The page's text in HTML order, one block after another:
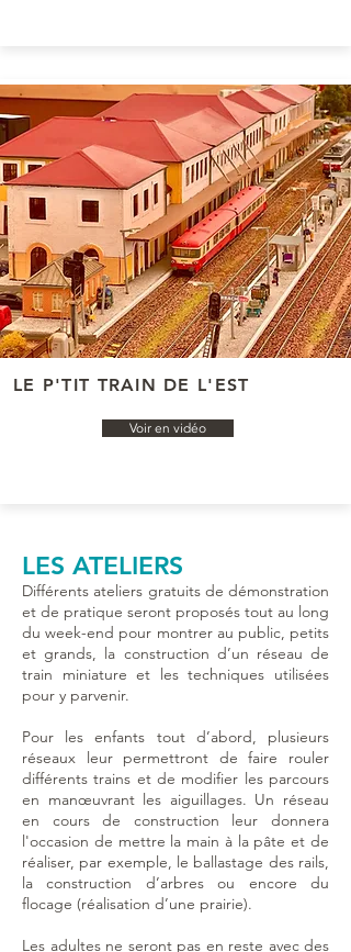
LE P'TIT TRAIN DE L'EST
Voir en vidéo
LES ATELIERS
Différents ateliers gratuits de démonstration
et de pratique seront proposés tout au long
du week-end pour montrer au public, petits
et grands, la construction d’un réseau de
train miniature et les techniques utilisées
pour y parvenir.
Pour les enfants tout d’abord, plusieurs
réseaux leur permettront de faire rouler
différents trains et de modifier les parcours
en manœuvrant les aiguillages. Un réseau
en cours de construction leur donnera
l'occasion de mettre la main à la pâte et de
réaliser, par exemple, le ballastage des rails,
la construction d’arbres ou encore du
flocage (réalisation d’une prairie).
Les adultes ne seront pas en reste avec des